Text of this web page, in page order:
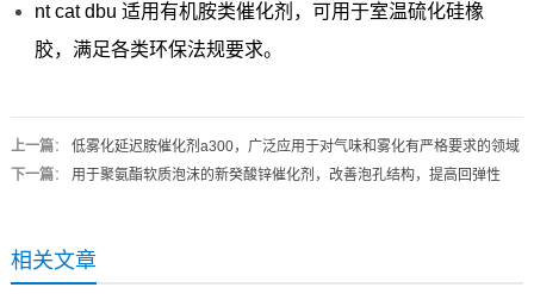
nt cat dbu 适用有机胺类催化剂，可用于室温硫化硅橡
胶，满足各类环保法规要求。
上一篇： 低雾化延迟胺催化剂a300，广泛应用于对气味和雾化有严格要求的领域
下一篇： 用于聚氨酯软质泡沫的新癸酸锌催化剂，改善泡孔结构，提高回弹性
相关文章